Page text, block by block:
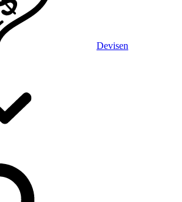
Devisen